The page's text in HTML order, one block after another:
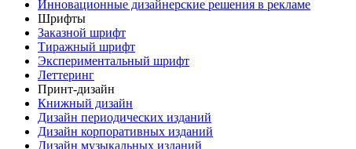
Инновационные дизайнерские решения в рекламе
Шрифты
Заказной шрифт
Тиражный шрифт
Экспериментальный шрифт
Леттеринг
Принт-дизайн
Книжный дизайн
Дизайн периодических изданий
Дизайн корпоративных изданий
Дизайн музыкальных изданий